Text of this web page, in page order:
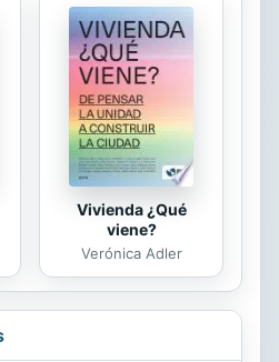
Vivienda ¿Qué
viene?
Verónica Adler